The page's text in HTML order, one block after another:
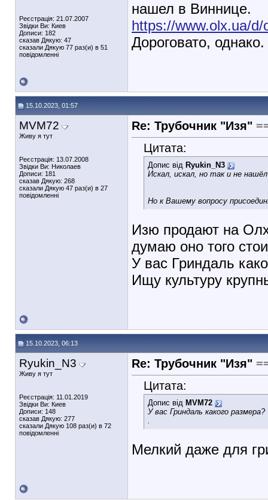
Реєстрація: 21.07.2007
Звідки Ви: Киев
Дописи: 182
сказав Дякую: 47
сказали Дякую 77 раз(и) в 51
повідомленні
нашел в Виннице.
https://www.olx.ua/
Дороговато,
15.10.2023, 01:57
MVM72
Живу я тут
Реєстрація: 13.07.2008
Звідки Ви: Николаев
Дописи: 181
сказав Дякую: 268
сказали Дякую 47 раз(и) в 27
повідомленні
Re: Трубочник "Изя"
Цитата:
Допис від Ryukin_N3
Искал, искал, но так и не
Но к Вашему вопросу
Изю продают на
думаю оно того
У вас Гриндаль
Ищу культуру
15.10.2023, 06:13
Ryukin_N3
Живу я тут
Реєстрація: 11.01.2019
Звідки Ви: Киев
Дописи: 148
сказав Дякую: 277
сказали Дякую 108 раз(и) в 72
повідомленні
Re: Трубочник "Изя"
Цитата:
Допис від MVM72
У вас Гриндаль какого размера?
.
Мелкий даже для